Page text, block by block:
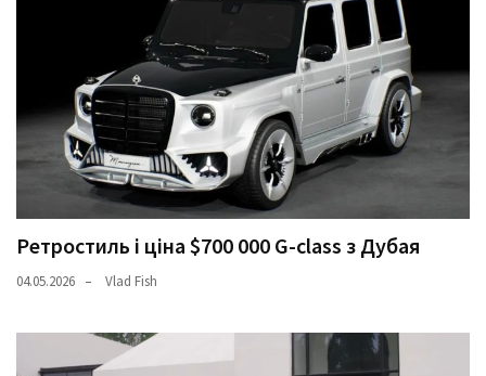
Ретростиль і ціна $700 000 G-class з Дубая
04.05.2026 Vlad Fish